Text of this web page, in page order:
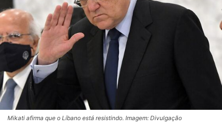
Mikati afirma que o Líbano está resistindo. Imagem: Divulgação